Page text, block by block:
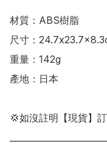
材質：ABS樹脂
尺寸：
重量：142g
產地：日本
💢如沒註明【現貨】